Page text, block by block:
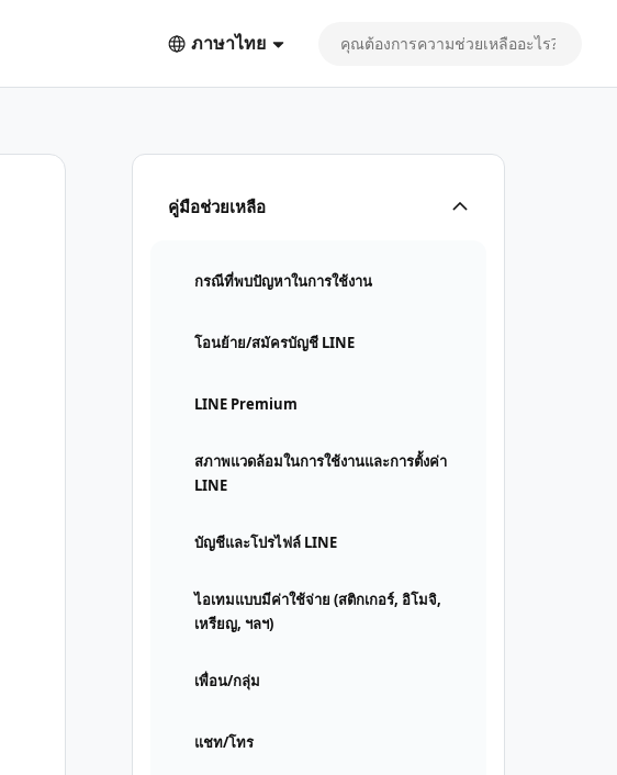
ภาษาไทย
คู่มือช่วยเหลือ
กรณีที่พบปัญหาในการใช้งาน
โอนย้าย/สมัครบัญชี LINE
LINE Premium
สภาพแวดล้อมในการใช้งานและการตั้งค่า
LINE
บัญชีและโปรไฟล์ LINE
ไอเทมแบบมีค่าใช้จ่าย (สติกเกอร์, อิโมจิ,
เหรียญ, ฯลฯ)
เพื่อน/กลุ่ม
แชท/โทร